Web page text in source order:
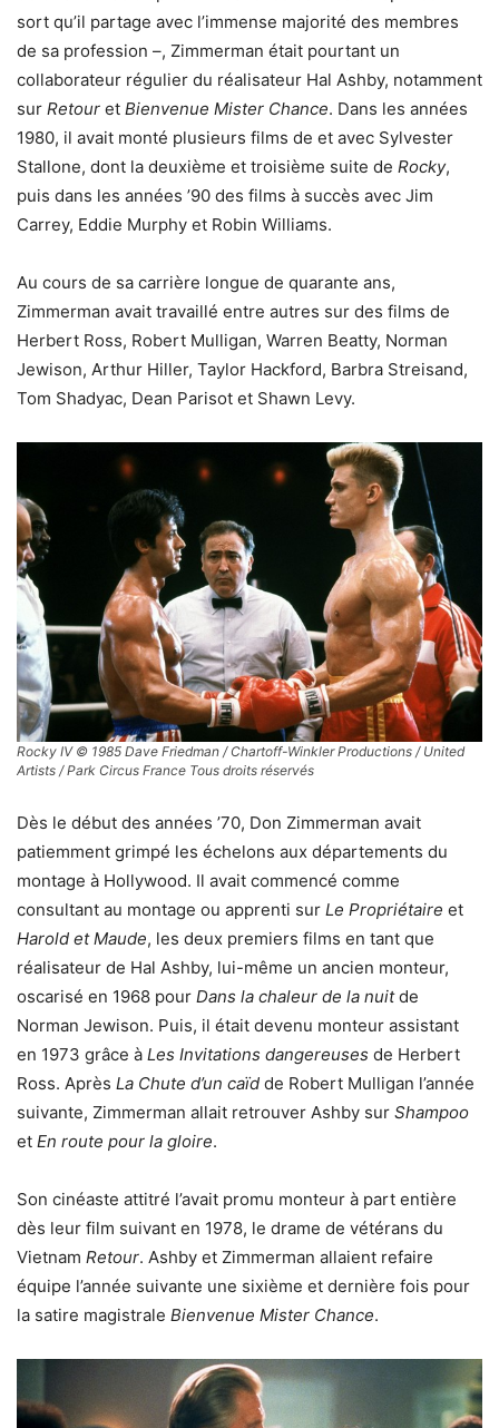
sort qu’il partage avec l’immense majorité des membres
de sa profession –, Zimmerman était pourtant un
collaborateur régulier du réalisateur Hal Ashby, notamment
sur Retour et Bienvenue Mister Chance. Dans les années
1980, il avait monté plusieurs films de et avec Sylvester
Stallone, dont la deuxième et troisième suite de Rocky,
puis dans les années ’90 des films à succès avec Jim
Carrey, Eddie Murphy et Robin Williams.
Au cours de sa carrière longue de quarante ans,
Zimmerman avait travaillé entre autres sur des films de
Herbert Ross, Robert Mulligan, Warren Beatty, Norman
Jewison, Arthur Hiller, Taylor Hackford, Barbra Streisand,
Tom Shadyac, Dean Parisot et Shawn Levy.
Rocky IV © 1985 Dave Friedman / Chartoff-Winkler Productions / United
Artists / Park Circus France Tous droits réservés
Dès le début des années ’70, Don Zimmerman avait
patiemment grimpé les échelons aux départements du
montage à Hollywood. Il avait commencé comme
consultant au montage ou apprenti sur Le Propriétaire et
Harold et Maude, les deux premiers films en tant que
réalisateur de Hal Ashby, lui-même un ancien monteur,
oscarisé en 1968 pour Dans la chaleur de la nuitde
Norman Jewison. Puis, il était devenu monteur assistant
en 1973 grâce à Les Invitations dangereuses de Herbert
Ross. Après La Chute d’un caïd de Robert Mulligan l’année
suivante, Zimmerman allait retrouver Ashby sur Shampoo
et En route pour la gloire.
Son cinéaste attitré l’avait promu monteur à part entière
dès leur film suivant en 1978, le drame de vétérans du
Vietnam Retour. Ashby et Zimmerman allaient refaire
équipe l’année suivante une sixième et dernière fois pour
la satire magistrale Bienvenue Mister Chance.